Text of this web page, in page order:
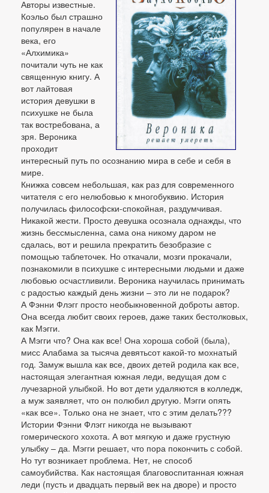
Авторы известные.
Коэльо был страшно
популярен в начале
века, его
«Алхимика»
почитали чуть не как
священную книгу. А
вот лайтовая
история девушки в
психушке не была
так востребована, а
зря. Вероника
проходит
интересный путь по осознанию мира в себе и себя в
мире.
Книжка совсем небольшая, как раз для современного
читателя с его нелюбовью к многобуквию. История
получилась философски-спокойная, раздумчивая.
Никакой жести. Просто девушка осознала однажды, что
жизнь бессмысленна, сама она никому даром не
сдалась, вот и решила прекратить безобразие с
помощью таблеточек. Но откачали, мозги прокачали,
познакомили в психушке с интересными людьми и даже
любовью осчастливили. Вероника научилась принимать
с радостью каждый день жизни – это ли не подарок?
А Фэнни Флэгг просто необыкновенной доброты автор.
Она всегда любит своих героев, даже таких бестолковых,
как Мэгги.
А Мэгги что? Она как все! Она хороша собой (была),
мисс Алабама за тысяча девятьсот какой-то мохнатый
год. Замуж вышла как все, двоих детей родила как все,
настоящая элегантная южная леди, ведущая дом с
лучезарной улыбкой. Но вот дети удаляются в колледж,
а муж заявляет, что он полюбил другую. Мэгги опять
«как все». Только она не знает, что с этим делать???
Истории Фэнни Флэгг никогда не вызывают
гомерического хохота. А вот мягкую и даже грустную
улыбку – да. Мэгги решает, что пора покончить с собой.
Но тут возникает проблема. Нет, не способ
самоубийства. Как настоящая благовоспитанная южная
леди (пусть и двадцать первый век на дворе) и просто